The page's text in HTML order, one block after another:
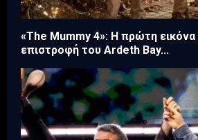
«The Mummy 4»: Η πρώτη
επιστροφή του Ardeth Bay...